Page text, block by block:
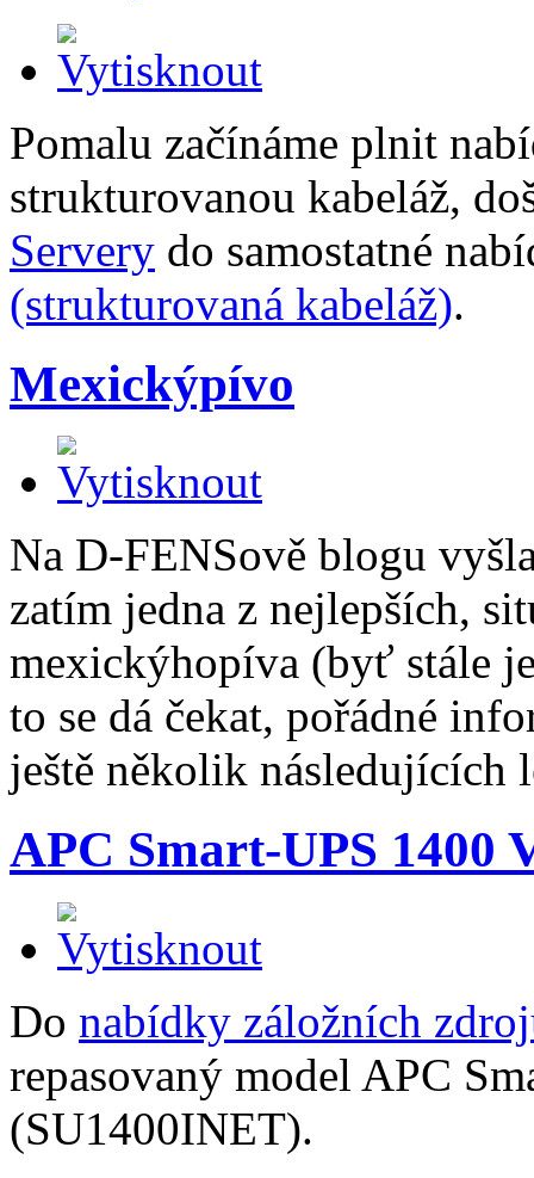
Pomalu začínáme plnit
strukturovanou kabeláž,
Servery do samostatné
(strukturovaná kabeláž).
Mexickýpívo
Na D-FENSově blogu
zatím jedna z nejlepších,
mexickýhopíva (byť stále
to se dá čekat, pořádné
ještě několik následujících
APC Smart-UPS 1400
Do nabídky záložních
repasovaný model APC
(SU1400INET).